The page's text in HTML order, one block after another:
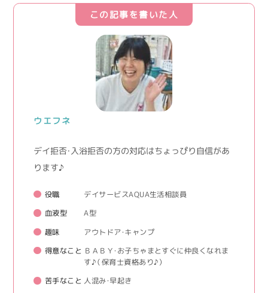
この記事を書いた人
ウエフネ
デイ拒否・入浴拒否の方の対応はちょっぴり自信があ
ります♪
役職 デイサービスAQUA生活相談員
血液型 A型
趣味 アウトドア・キャンプ
得意なこと
ＢＡＢＹ・お子ちゃまとすぐに仲良くなれま
す♪（保育士資格あり♪）
苦手なこと 人混み・早起き